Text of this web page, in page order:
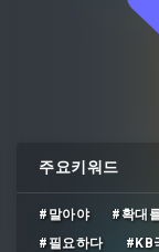
주요키워드
#말아야 #확대
#필요하다
#KB